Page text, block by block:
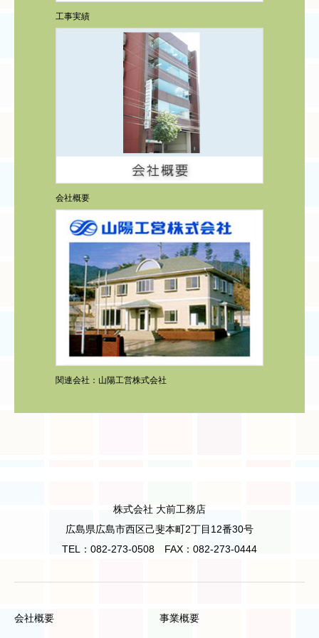
工事実績
会社概要
関連会社：山陽工営株式会社
株式会社 大前工務店
広島県広島市西区己斐本町2丁目12番30号
TEL：082-273-0508 FAX：082-273-0444
会社概要 事業概要